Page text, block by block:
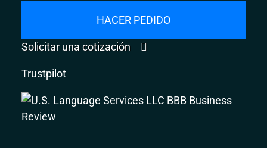
HACER PEDIDO
Solicitar una cotización
Trustpilot